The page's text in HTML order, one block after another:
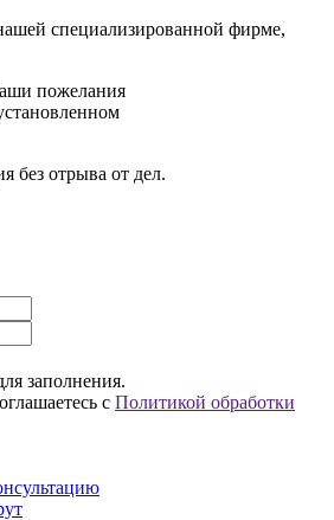
специализированной фирме,
пожелания
без отрыва от дел.
заполнения.
с Политикой обработки